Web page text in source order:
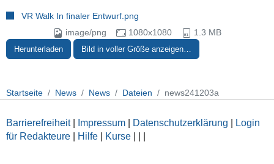
VR Walk In finaler Entwurf.png
image/png
1080x1080 1.3 MB
Herunterladen Bild in voller Größe anzeigen…
Startseite News News Dateien news241203a
Barrierefreiheit| Impressum Datenschutzerklärung
Login
für Redakteure
Hilfe Kurse